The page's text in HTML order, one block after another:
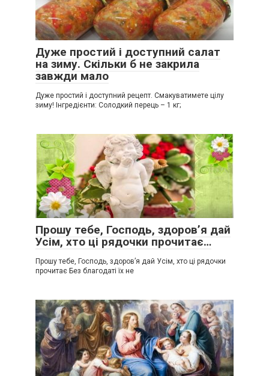
Дуже простий і доступний салат
на зиму. Скільки б не закрила
завжди мало
Дуже простий і доступний рецепт. Смакуватимете цілу
зиму! Інгредієнти: Солодкий перець – 1 кг;
Прошу тебе, Господь, здоров’я дай
Усім, хто ці рядочки прочитає…
Прошу тебе, Господь, здоров’я дай Усім, хто ці рядочки
прочитає Без благодаті їх не